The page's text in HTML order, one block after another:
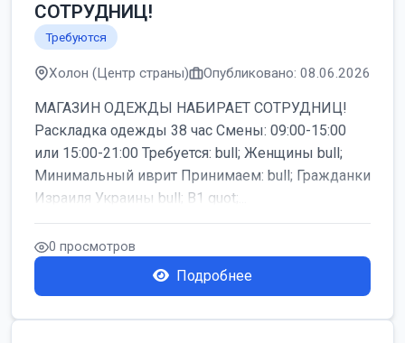
СОТРУДНИЦ!
Требуются
Холон (Центр страны) Опубликовано: 08.06.2026
МАГАЗИН ОДЕЖДЫ НАБИРАЕТ СОТРУДНИЦ!
Раскладка одежды 38 час Смены: 09:00-15:00
или 15:00-21:00 Требуется: bull; Женщины bull;
Минимальный иврит Принимаем: bull; Гражданки
Израиля Украины bull; B1 quot;...
0 просмотров
Подробнее